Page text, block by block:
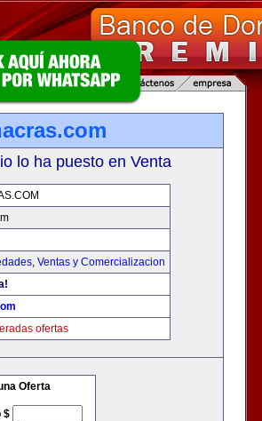
lo ha puesto en Venta
, Ventas y Comercializacion
ofertas
Oferta
$